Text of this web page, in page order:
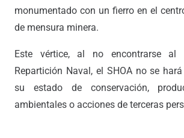
monumentado con un fierro en el
de mensura minera.
Este vértice, al no encontrarse al
Repartición Naval, el SHOA no se
su estado de conservación,
ambientales o acciones de terceras